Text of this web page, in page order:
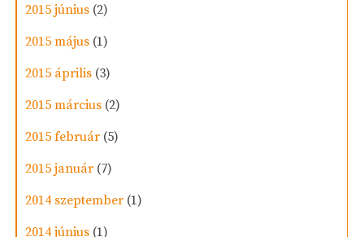
2015 június (2)
2015 május (1)
2015 április (3)
2015 március (2)
2015 február (5)
2015 január (7)
2014 szeptember (1)
2014 június (1)